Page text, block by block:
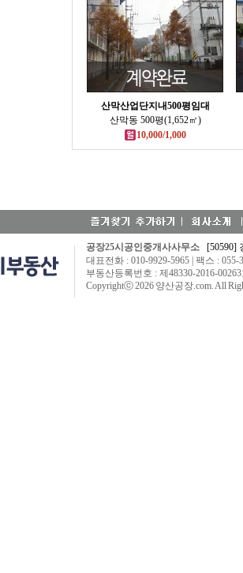
산막산업단지내500평임대
산막동 500평(1,652㎡)
10,000/1,000
공장25시공인중개사사무소[50590]
대표전화 : 010-9929-5965 | 팩스 : 055-
부동산등록번호 : 제48330-2016-
Copyrightⓒ 2026 양산공장.com. All